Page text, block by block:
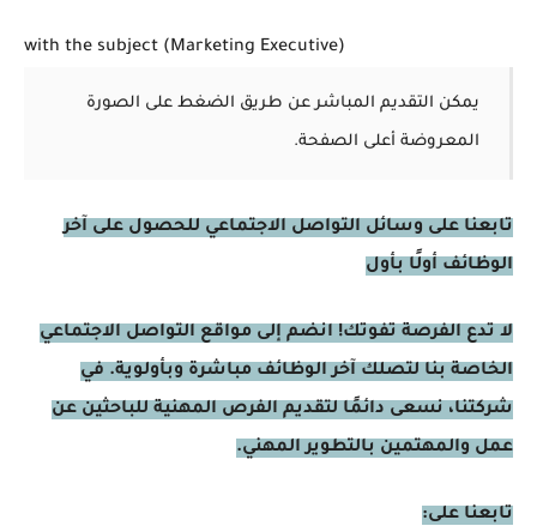
with the subject (Marketing Executive)
يمكن التقديم المباشر عن طريق الضغط على الصورة
المعروضة أعلى الصفحة.
تابعنا على وسائل التواصل الاجتماعي للحصول على آخر
الوظائف أولًا بأول
لا تدع الفرصة تفوتك! انضم إلى مواقع التواصل الاجتماعي
الخاصة بنا لتصلك آخر الوظائف مباشرة وبأولوية. في
شركتنا، نسعى دائمًا لتقديم الفرص المهنية للباحثين عن
عمل والمهتمين بالتطوير المهني.
تابعنا على: